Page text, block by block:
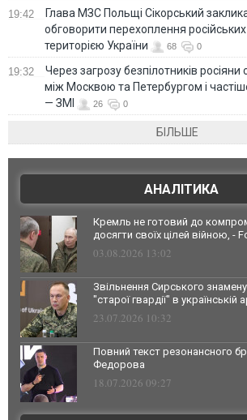
19:42
Глава МЗС Польщі Сікорський
обговорити перехоплення
територією України
68 0
19:32
Через загрозу безпілотників росіяни
між Москвою та Петербургом і
— ЗМІ
26 0
БІЛЬШЕ
АНАЛІТИКА
Кремль не готовий до
досягти своїх цілей війною, -
03.08.2026 13:02
Звільнення Сирського
"старої гвардії" в українській
23.07.2026 10:32
Повний текст резонансного
Федорова
18.07.2026 09:27